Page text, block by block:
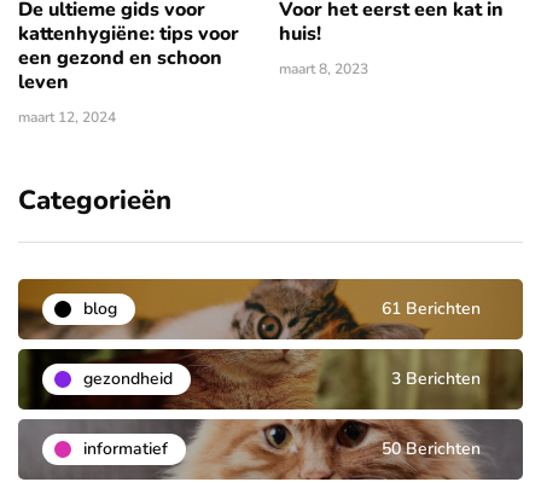
De ultieme gids voor
kattenhygiëne: tips voor
een gezond en schoon
leven
maart 12, 2024
Voor het eerst een kat in
huis!
maart 8, 2023
Categorieën
blog 61 Berichten
gezondheid 3 Berichten
informatief 50 Berichten